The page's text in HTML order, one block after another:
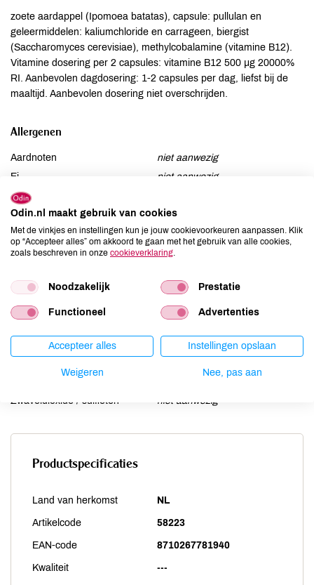
zoete aardappel (Ipomoea batatas), capsule: pullulan en
geleermiddelen: kaliumchloride en carrageen, biergist
(Saccharomyces cerevisiae), methylcobalamine (vitamine B12).
Vitamine dosering per 2 capsules: vitamine B12 500 µg 20000%
RI. Aanbevolen dagdosering: 1-2 capsules per dag, liefst bij de
maaltijd. Aanbevolen dosering niet overschrijden.
Allergenen
Aardnoten
niet aanwezig
Ei
niet aanwezig
Gluten
Lactose
niet aanwezig
Lupine
niet aanwezig
Mosterd
niet aanwezig
Schaaldieren
niet aanwezig
Selderij
niet aanwezig
niet aanwezig
Zwaveldioxide / sulfieten
niet aanwezig
Productspecificaties
Land van herkomst NL
Artikelcode 58223
EAN-code 8710267781940
Kwaliteit ---
Odin.nl maakt gebruik van cookies
Met de vinkjes en instellingen kun je jouw cookievoorkeuren aanpassen. Klik
op “Accepteer alles” om akkoord te gaan met het gebruik van alle cookies,
zoals beschreven in onze cookieverklaring
Noodzakelijk Prestatie
Functioneel Advertenties
Accepteer alles Instellingen opslaan
Weigeren Nee, pas aan